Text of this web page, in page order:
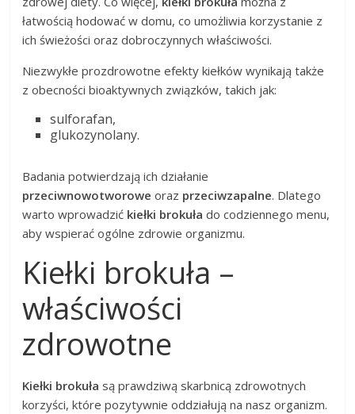
łatwością hodować w domu, co umożliwia korzystanie z
ich świeżości oraz dobroczynnych właściwości.
Niezwykłe prozdrowotne efekty kiełków wynikają także
z obecności bioaktywnych związków, takich jak:
sulforafan,
glukozynolany.
Badania potwierdzają ich działanie
przeciwnowotworowe oraz przeciwzapalne. Dlatego
warto wprowadzić kiełki brokuła do codziennego menu,
aby wspierać ogólne zdrowie organizmu.
Kiełki brokuła –
właściwości
zdrowotne
Kiełki brokuła są prawdziwą skarbnicą zdrowotnych
korzyści, które pozytywnie oddziałują na nasz organizm.